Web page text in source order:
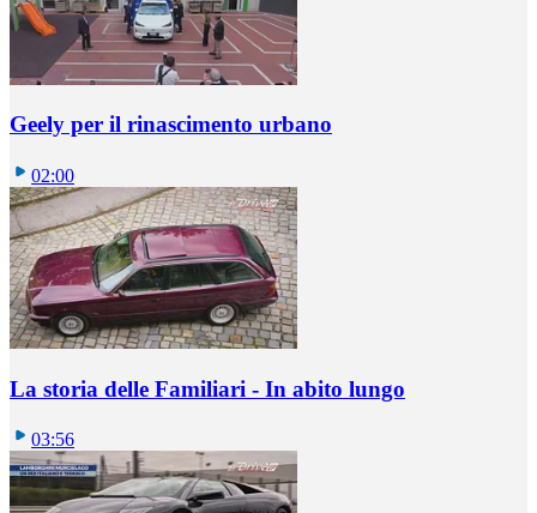
Geely per il rinascimento urbano
02:00
La storia delle Familiari - In abito lungo
03:56